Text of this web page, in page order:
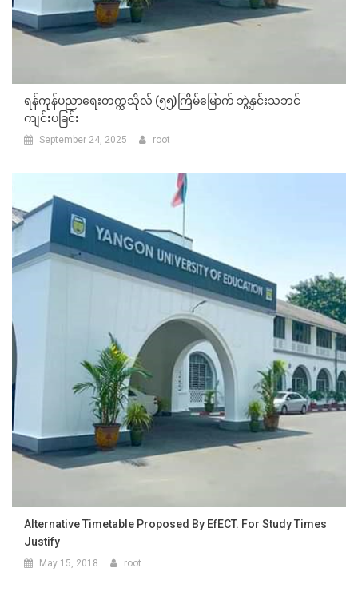
ရန်ကုန်ပညာရေးတက္ကသိုလ် (၅၅)ကြိမ်မြောက် ဘွဲ့နှင်းသဘင်
ကျင်းပခြင်း
Alternative Timetable Proposed By EfECT. For Study Times
Justify